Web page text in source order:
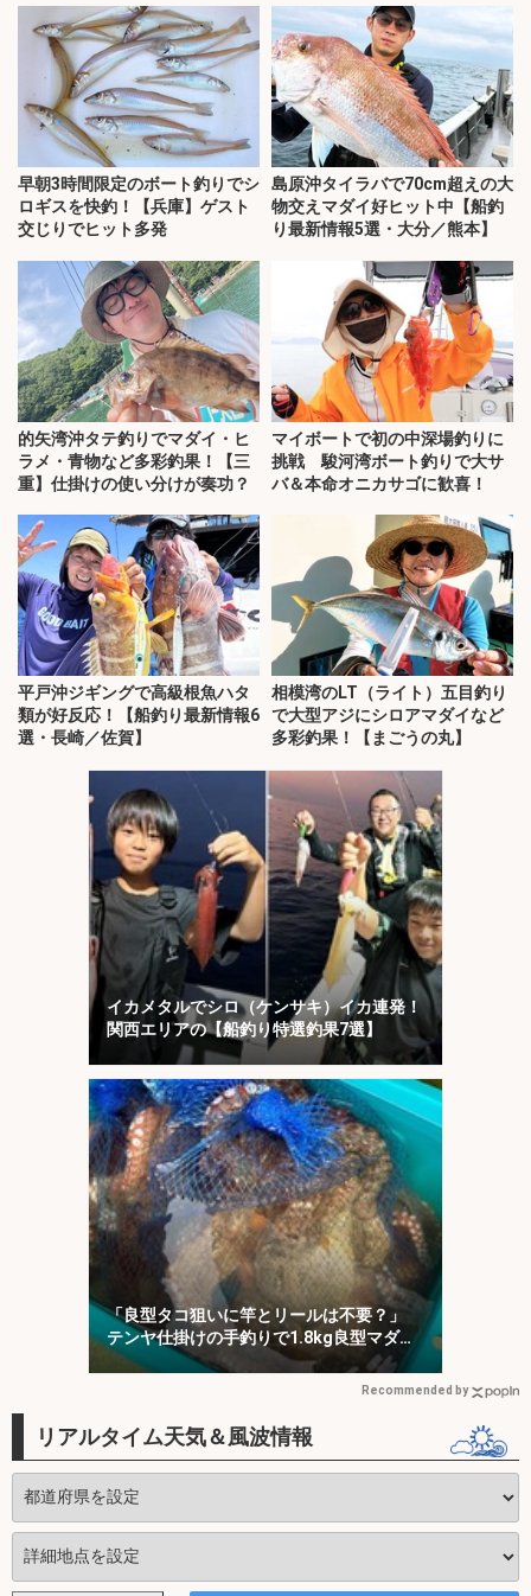
早朝3時間限定のボート釣りでシ
ロギスを快釣！【兵庫】ゲスト
交じりでヒット多発
島原沖タイラバで70cm超えの大
物交えマダイ好ヒット中【船釣
り最新情報5選・大分／熊本】
的矢湾沖タテ釣りでマダイ・ヒ
ラメ・青物など多彩釣果！【三
重】仕掛けの使い分けが奏功？
マイボートで初の中深場釣りに
挑戦 駿河湾ボート釣りで大サ
バ＆本命オニカサゴに歓喜！
平戸沖ジギングで高級根魚ハタ
類が好反応！【船釣り最新情報6
選・長崎／佐賀】
相模湾のLT（ライト）五目釣り
で大型アジにシロアマダイなど
多彩釣果！【まごうの丸】
イカメタルでシロ（ケンサキ）イカ連発！
関西エリアの【船釣り特選釣果7選】
「良型タコ狙いに竿とリールは不要？」
テンヤ仕掛けの手釣りで1.8kg良型マダ
コ！【川崎丸・東京湾】
Recommended by
リアルタイム天気＆風波情報